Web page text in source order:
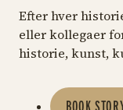
Efter hver
eller kollegaer
historie, kunst,
BOOK